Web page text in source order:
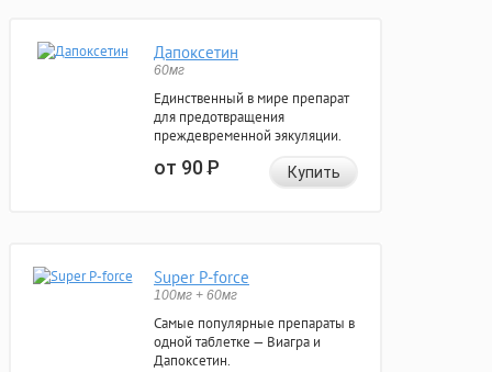
Дапоксетин
60мг
Единственный в мире препарат
для предотвращения
преждевременной эякуляции.
от 90Р Купить
Super P-force
100мг + 60мг
Самые популярные препараты в
одной таблетке — Виагра и
Дапоксетин.